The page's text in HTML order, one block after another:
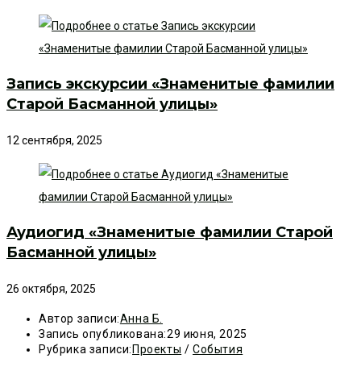
Запись экскурсии «Знаменитые фамилии
Старой Басманной улицы»
12 сентября, 2025
Аудиогид «Знаменитые фамилии Старой
Басманной улицы»
26 октября, 2025
Автор записи:Анна Б.
Запись опубликована:29 июня, 2025
Рубрика записи: Проекты / События